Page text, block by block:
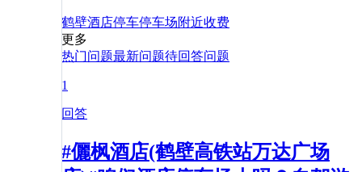
鹤壁酒店停车停车场附近收费
更多
热门问题最新问题待回答问题
1
回答
#儷枫酒店(鹤壁高铁站万达广场